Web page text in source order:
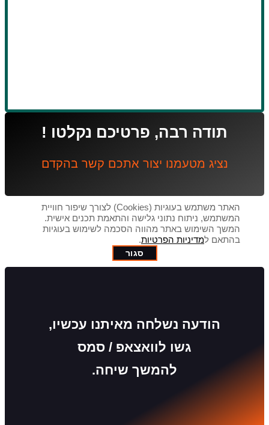
רבה, פרטיכם נקלטו !
מטעמנו יצור אתכם קשר בהקדם
האתר משתמש בעוגיות (Cookies) לצורך שיפור חוויית
נתוני גלישה והתאמת תכנים אישית.
באתר מהווה הסכמה לשימוש בעוגיות
הפרטיות.
נשלחה מאיתנו עכשיו,
גשו לוואצאפ / סמס
להמשך שיחה.